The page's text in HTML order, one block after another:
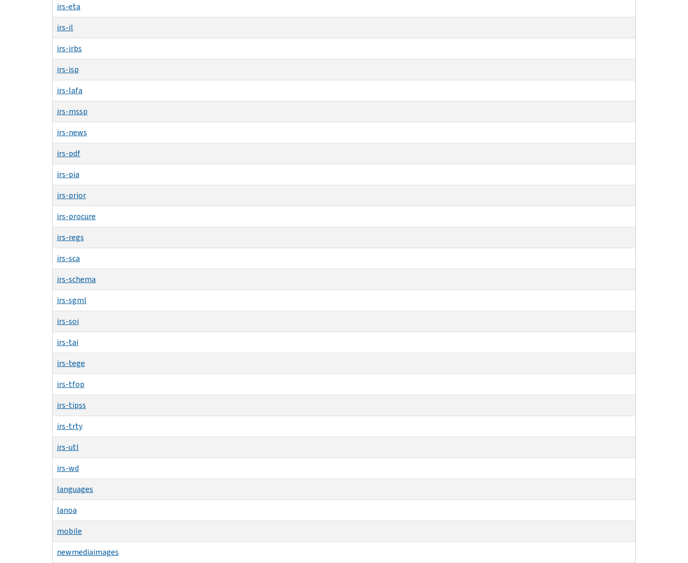
irs-eta
irs-il
irs-irbs
irs-isp
irs-lafa
irs-mssp
irs-news
irs-pdf
irs-pia
irs-prior
irs-procure
irs-regs
irs-sca
irs-schema
irs-sgml
irs-soi
irs-tai
irs-tege
irs-tfop
irs-tipss
irs-trty
irs-utl
irs-wd
languages
lanoa
mobile
newmediaimages